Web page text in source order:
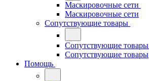
Маскировочные сети
Маскировочные сети
Сопутствующие товары
Сопутствующие товары
Сопутствующие товары
Помощь